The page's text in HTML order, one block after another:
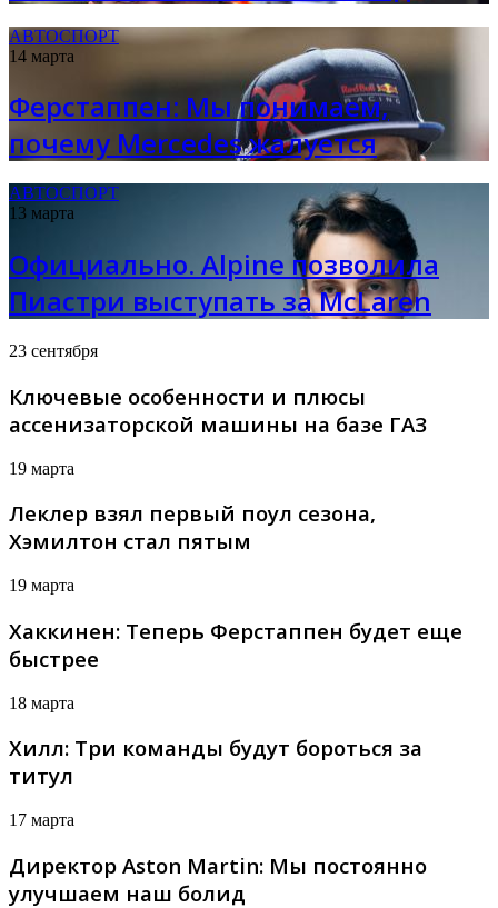
АВТОСПОРТ
14 марта
Ферстаппен: Мы понимаем,
почему Mercedes жалуется
АВТОСПОРТ
13 марта
Официально. Alpine позволила
Пиастри выступать за McLaren
23 сентября
Ключевые особенности и плюсы
ассенизаторской машины на базе ГАЗ
19 марта
Леклер взял первый поул сезона,
Хэмилтон стал пятым
19 марта
Хаккинен: Теперь Ферстаппен будет еще
быстрее
18 марта
Хилл: Три команды будут бороться за
титул
17 марта
Директор Aston Martin: Мы постоянно
улучшаем наш болид